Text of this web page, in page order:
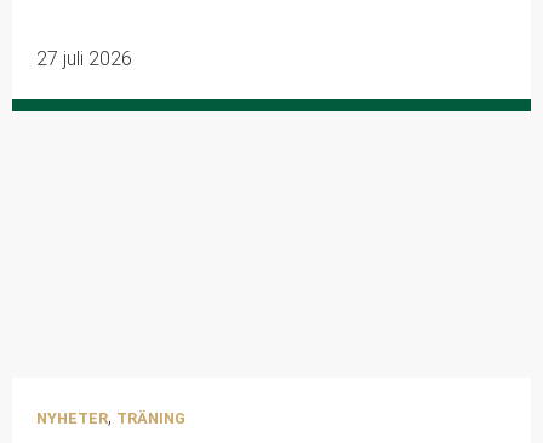
27 juli 2026
NYHETER, TRÄNING